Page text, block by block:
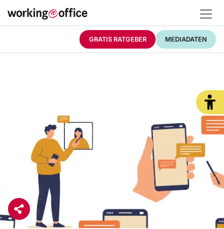
GRATIS RATGEBER MEDIADATEN